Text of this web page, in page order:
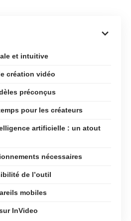
et intuitive
création vidéo
préconçus
pour les créateurs
artificielle : un atout
nécessaires
de l’outil
mobiles
InVideo